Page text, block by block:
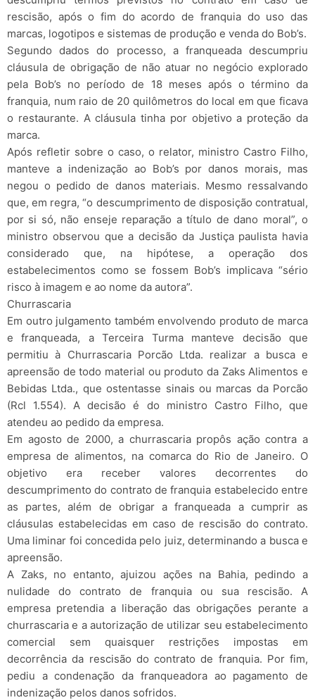
rescisão, após o fim do acordo de franquia do uso das
marcas, logotipos e sistemas de produção e venda do Bob’s.
Segundo dados do processo, a franqueada descumpriu
cláusula de obrigação de não atuar no negócio explorado
pela Bob’s no período de 18 meses após o término da
franquia, num raio de 20 quilômetros do local em que ficava
o restaurante. A cláusula tinha por objetivo a proteção da
marca.
Após refletir sobre o caso, o relator, ministro Castro Filho,
manteve a indenização ao Bob’s por danos morais, mas
negou o pedido de danos materiais. Mesmo ressalvando
que, em regra, “o descumprimento de disposição contratual,
por si só, não enseje reparação a título de dano moral”, o
ministro observou que a decisão da Justiça paulista havia
considerado que, na hipótese, a operação dos
estabelecimentos como se fossem Bob’s implicava “sério
risco à imagem e ao nome da autora”.
Churrascaria
Em outro julgamento também envolvendo produto de marca
e franqueada, a Terceira Turma manteve decisão que
permitiu à Churrascaria Porcão Ltda. realizar a busca e
apreensão de todo material ou produto da Zaks Alimentos e
Bebidas Ltda., que ostentasse sinais ou marcas da Porcão
(Rcl 1.554). A decisão é do ministro Castro Filho, que
atendeu ao pedido da empresa.
Em agosto de 2000, a churrascaria propôs ação contra a
empresa de alimentos, na comarca do Rio de Janeiro. O
objetivo era receber valores decorrentes do
descumprimento do contrato de franquia estabelecido entre
as partes, além de obrigar a franqueada a cumprir as
cláusulas estabelecidas em caso de rescisão do contrato.
Uma liminar foi concedida pelo juiz, determinando a busca e
apreensão.
A Zaks, no entanto, ajuizou ações na Bahia, pedindo a
nulidade do contrato de franquia ou sua rescisão. A
empresa pretendia a liberação das obrigações perante a
churrascaria e a autorização de utilizar seu estabelecimento
comercial sem quaisquer restrições impostas em
decorrência da rescisão do contrato de franquia. Por fim,
pediu a condenação da franqueadora ao pagamento de
indenização pelos danos sofridos.